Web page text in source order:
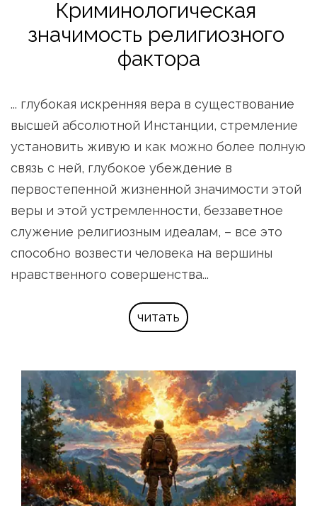
Криминологическая
значимость религиозного
фактора
... глубокая искренняя вера в существование
высшей абсолютной Инстанции, стремление
установить живую и как можно более полную
связь с ней, глубокое убеждение в
первостепенной жизненной значимости этой
веры и этой устремленности, беззаветное
служение религиозным идеалам, – все это
способно возвести человека на вершины
нравственного совершенства...
читать